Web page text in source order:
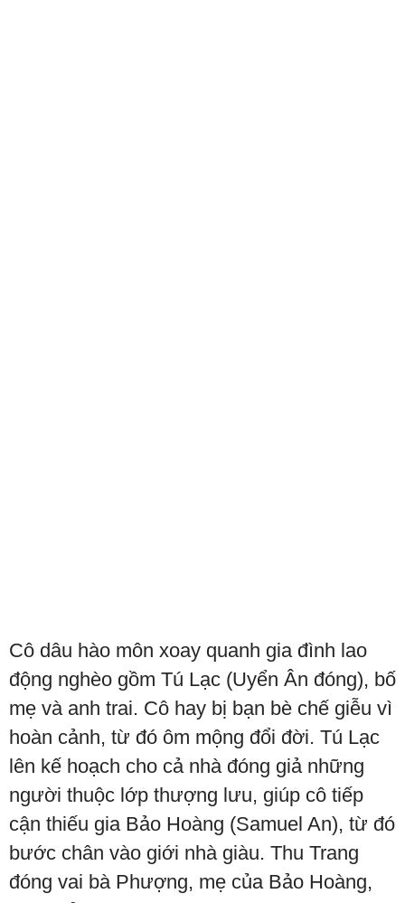
Cô dâu hào môn xoay quanh gia đình lao
động nghèo gồm Tú Lạc (Uyển Ân đóng), bố
mẹ và anh trai. Cô hay bị bạn bè chế giễu vì
hoàn cảnh, từ đó ôm mộng đổi đời. Tú Lạc
lên kế hoạch cho cả nhà đóng giả những
người thuộc lớp thượng lưu, giúp cô tiếp
cận thiếu gia Bảo Hoàng (Samuel An), từ đó
bước chân vào giới nhà giàu. Thu Trang
đóng vai bà Phượng, mẹ của Bảo Hoàng,